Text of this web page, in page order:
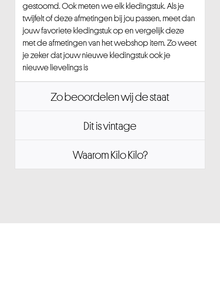
gestoomd. Ook meten we elk kledingstuk. Als je
twijfelt of deze afmetingen bij jou passen, meet dan
jouw favoriete kledingstuk op en vergelijk deze
met de afmetingen van het webshop item. Zo weet
je zeker dat jouw nieuwe kledingstuk ook je
nieuwe lievelings is
Zo beoordelen wij de staat
Dit is vintage
Waarom Kilo Kilo?